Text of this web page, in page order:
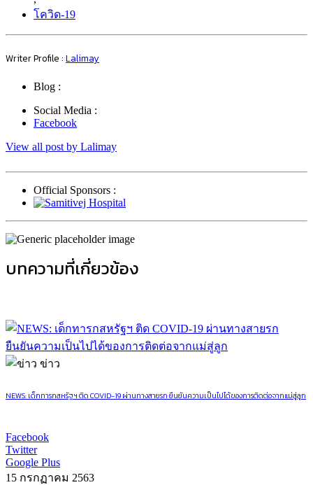
โควิด-19
Writer Profile : Lalimay
Blog :
Social Media :
Facebook
View all post by Lalimay
Official Sponsors :
บทความที่เกี่ยวข้อง
ข่าว
NEWS: เด็กทารกสหรัฐฯ ติด COVID-19 ผ่านทางสายรก ยืนยันความเป็นไปได้ของการติดต่อจากแม่สู่ลูก
Facebook
Twitter
Google Plus
15 กรกฏาคม 2563